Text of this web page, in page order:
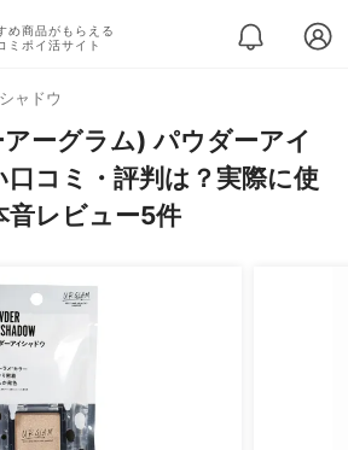
め商品がもらえる
ミポイ活サイト
ャドウ
ーグラム) パウダーアイ
コミ・評判は？実際に使
音レビュー5件